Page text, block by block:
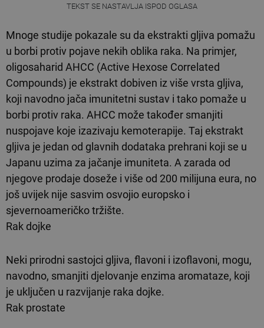
TEKST SE NASTAVLJA ISPOD OGLASA
Mnoge studije pokazale su da ekstrakti gljiva pomažu
u borbi protiv pojave nekih oblika raka. Na primjer,
oligosaharid AHCC (Active Hexose Correlated
Compounds) je ekstrakt dobiven iz više vrsta gljiva,
koji navodno jača imunitetni sustav i tako pomaže u
borbi protiv raka. AHCC može također smanjiti
nuspojave koje izazivaju kemoterapije. Taj ekstrakt
gljiva je jedan od glavnih dodataka prehrani koji se u
Japanu uzima za jačanje imuniteta. A zarada od
njegove prodaje doseže i više od 200 milijuna eura, no
još uvijek nije sasvim osvojio europsko i
sjevernoameričko tržište.
Rak dojke
Neki prirodni sastojci gljiva, flavoni i izoflavoni, mogu,
navodno, smanjiti djelovanje enzima aromataze, koji
je uključen u razvijanje raka dojke.
Rak prostate